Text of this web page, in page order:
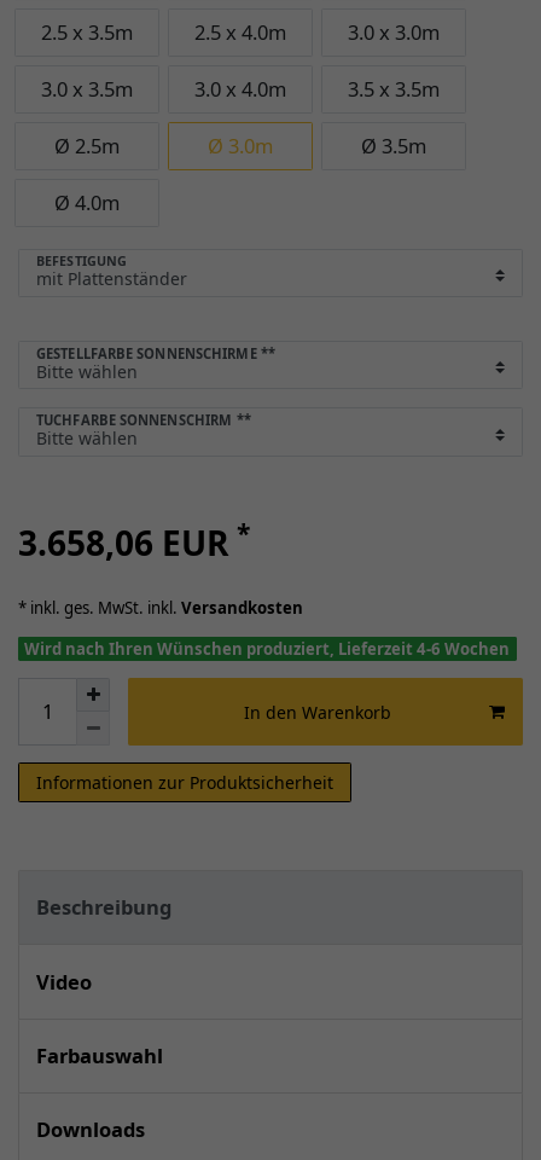
2.5 x 3.5m 2.5 x 4.0m 3.0 x 3.0m
3.0 x 3.5m 3.0 x 4.0m 3.5 x 3.5m
Ø 2.5m Ø 3.0m Ø 3.5m
Ø 4.0m
BEFESTIGUNG
GESTELLFARBE SONNENSCHIRME **
TUCHFARBE SONNENSCHIRM **
3.658,06 EUR *
* inkl. ges. MwSt. inkl. Versandkosten
Wird nach Ihren Wünschen produziert, Lieferzeit 4-6 Wochen
In den Warenkorb
Informationen zur Produktsicherheit
Beschreibung
Video
Farbauswahl
Downloads